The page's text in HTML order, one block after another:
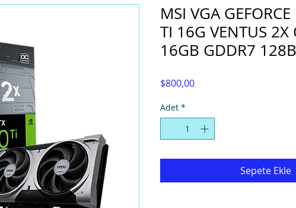
MSI VGA
TI 16G VENTUS 2X
16GB GDDR7
$800,00Fiyat
Adet *
Sepete Ekle